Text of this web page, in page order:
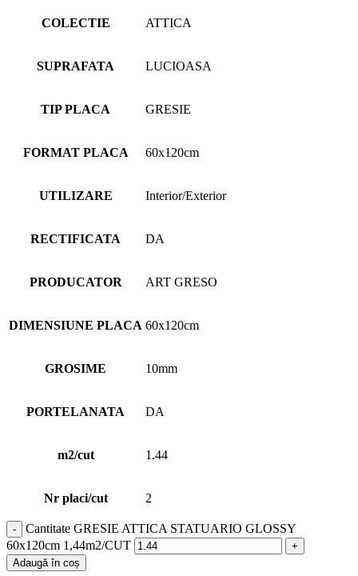
COLECTIE ATTICA
SUPRAFATA LUCIOASA
TIP PLACA GRESIE
FORMAT PLACA 60x120cm
UTILIZARE Interior/Exterior
RECTIFICATA DA
PRODUCATOR ART GRESO
DIMENSIUNE PLACA 60x120cm
GROSIME 10mm
PORTELANATA DA
m2/cut 1.44
Nr placi/cut 2
Cantitate GRESIE ATTICA STATUARIO GLOSSY
60x120cm 1,44m2/CUT
Adaugă în coș